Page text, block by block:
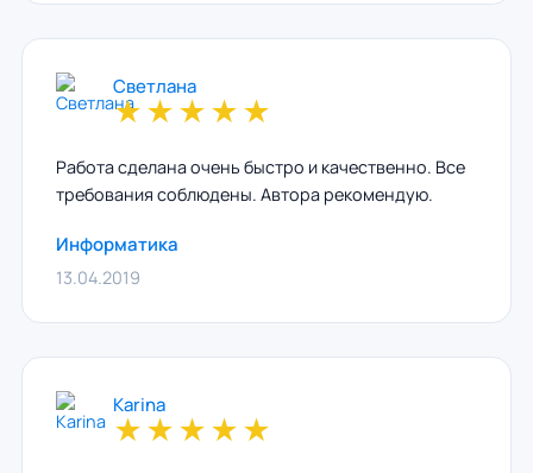
Светлана
★★★★★
Работа сделана очень быстро и качественно. Все
требования соблюдены. Автора рекомендую.
Информатика
13.04.2019
Karina
★★★★★